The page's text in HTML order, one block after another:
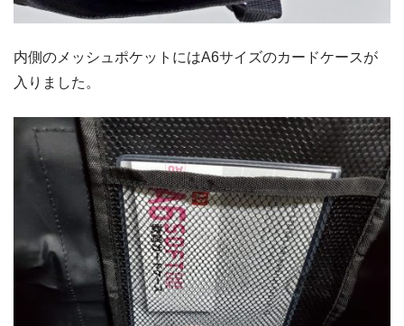
内側のメッシュポケットにはA6サイズのカードケースが
入りました。